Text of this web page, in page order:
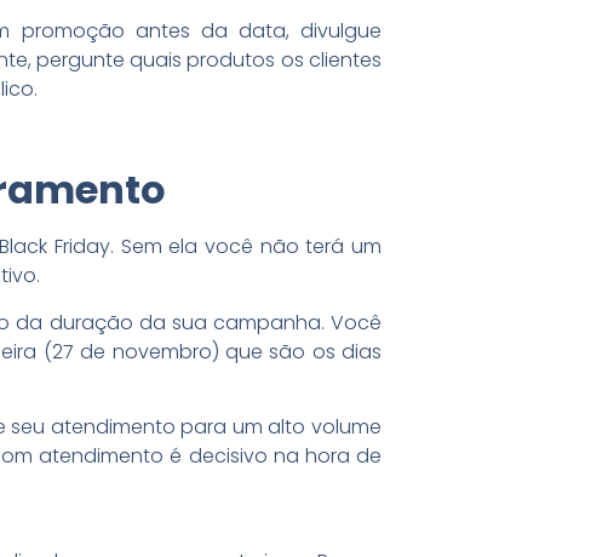
promoção antes da data, divulgue
pergunte quais produtos os clientes
Friday. Sem ela você não terá um
da duração da sua campanha. Você
(27 de novembro) que são os dias
seu atendimento para um alto volume
atendimento é decisivo na hora de